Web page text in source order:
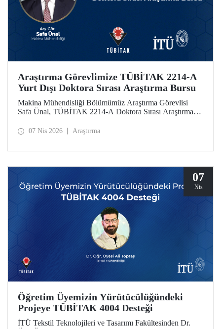
Araştırma Görevlimize TÜBİTAK 2214-A
Yurt Dışı Doktora Sırası Araştırma Bursu
Makina Mühendisliği Bölümümüz Araştırma Görevlisi
Safa Ünal, TÜBİTAK 2214-A Doktora Sırası Araştırma
07 Nis 2026 Araştırma
07
Nis
Öğretim Üyemizin Yürütücülüğündeki
Projeye TÜBİTAK 4004 Desteği
İTÜ Tekstil Teknolojileri ve Tasarımı Fakültesinden Dr.